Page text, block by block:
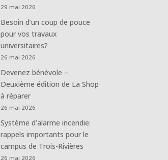
29 mai 2026
Besoin d’un coup de pouce
pour vos travaux
universitaires?
26 mai 2026
Devenez bénévole –
Deuxième édition de La Shop
à réparer
26 mai 2026
Système d’alarme incendie:
rappels importants pour le
campus de Trois-Rivières
26 mai 2026